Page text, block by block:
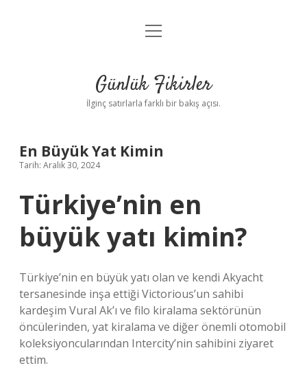
Anasayfa
Yasal Uyarı
menüyü
Günlük Fikirler
İlginç satırlarla farklı bir bakış açısı.
En Büyük Yat Kimin
Tarih: Aralık 30, 2024
Türkiye’nin en
büyük yatı kimin?
Türkiye’nin en büyük yatı olan ve kendi Akyacht
tersanesinde inşa ettiği Victorious’un sahibi
kardeşim Vural Ak’ı ve filo kiralama sektörünün
öncülerinden, yat kiralama ve diğer önemli otomobil
koleksiyoncularından Intercity’nin sahibini ziyaret
ettim.